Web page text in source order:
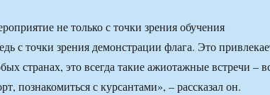
не только с точки зрения обучения
с точки зрения демонстрации флага. Это
странах, это всегда такие ажиотажные встречи –
познакомиться с курсантами», – рассказал он.